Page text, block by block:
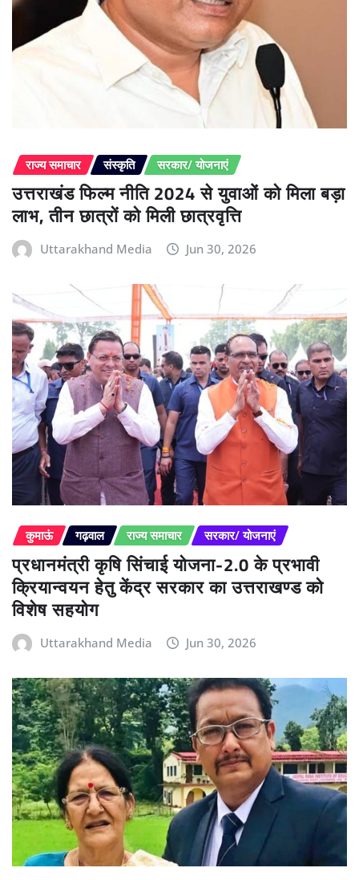
राज्य समाचार संस्कृति सरकार/ योजनाएं
उत्तराखंड फिल्म नीति 2024 से युवाओं को मिला बड़ा
लाभ, तीन छात्रों को मिली छात्रवृत्ति
Uttarakhand Media Jun 30, 2026
कुमाऊं गढ़वाल राज्य समाचार सरकार/ योजनाएं
प्रधानमंत्री कृषि सिंचाई योजना-2.0 के प्रभावी
क्रियान्वयन हेतु केंद्र सरकार का उत्तराखण्ड को
विशेष सहयोग
Uttarakhand Media Jun 30, 2026